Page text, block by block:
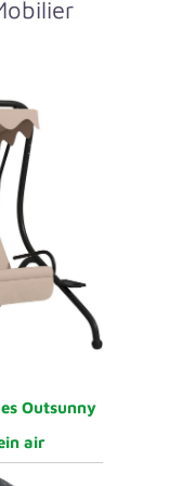
Outsunny
air